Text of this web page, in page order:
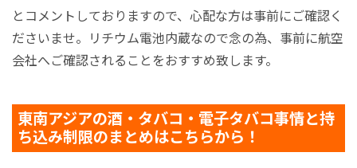
とコメントしておりますので、心配な方は事前にご確認く
ださいませ。リチウム電池内蔵なので念の為、事前に航空
会社へご確認されることをおすすめ致します。
東南アジアの酒・タバコ・電子タバコ事情と持
ち込み制限のまとめはこちらから！